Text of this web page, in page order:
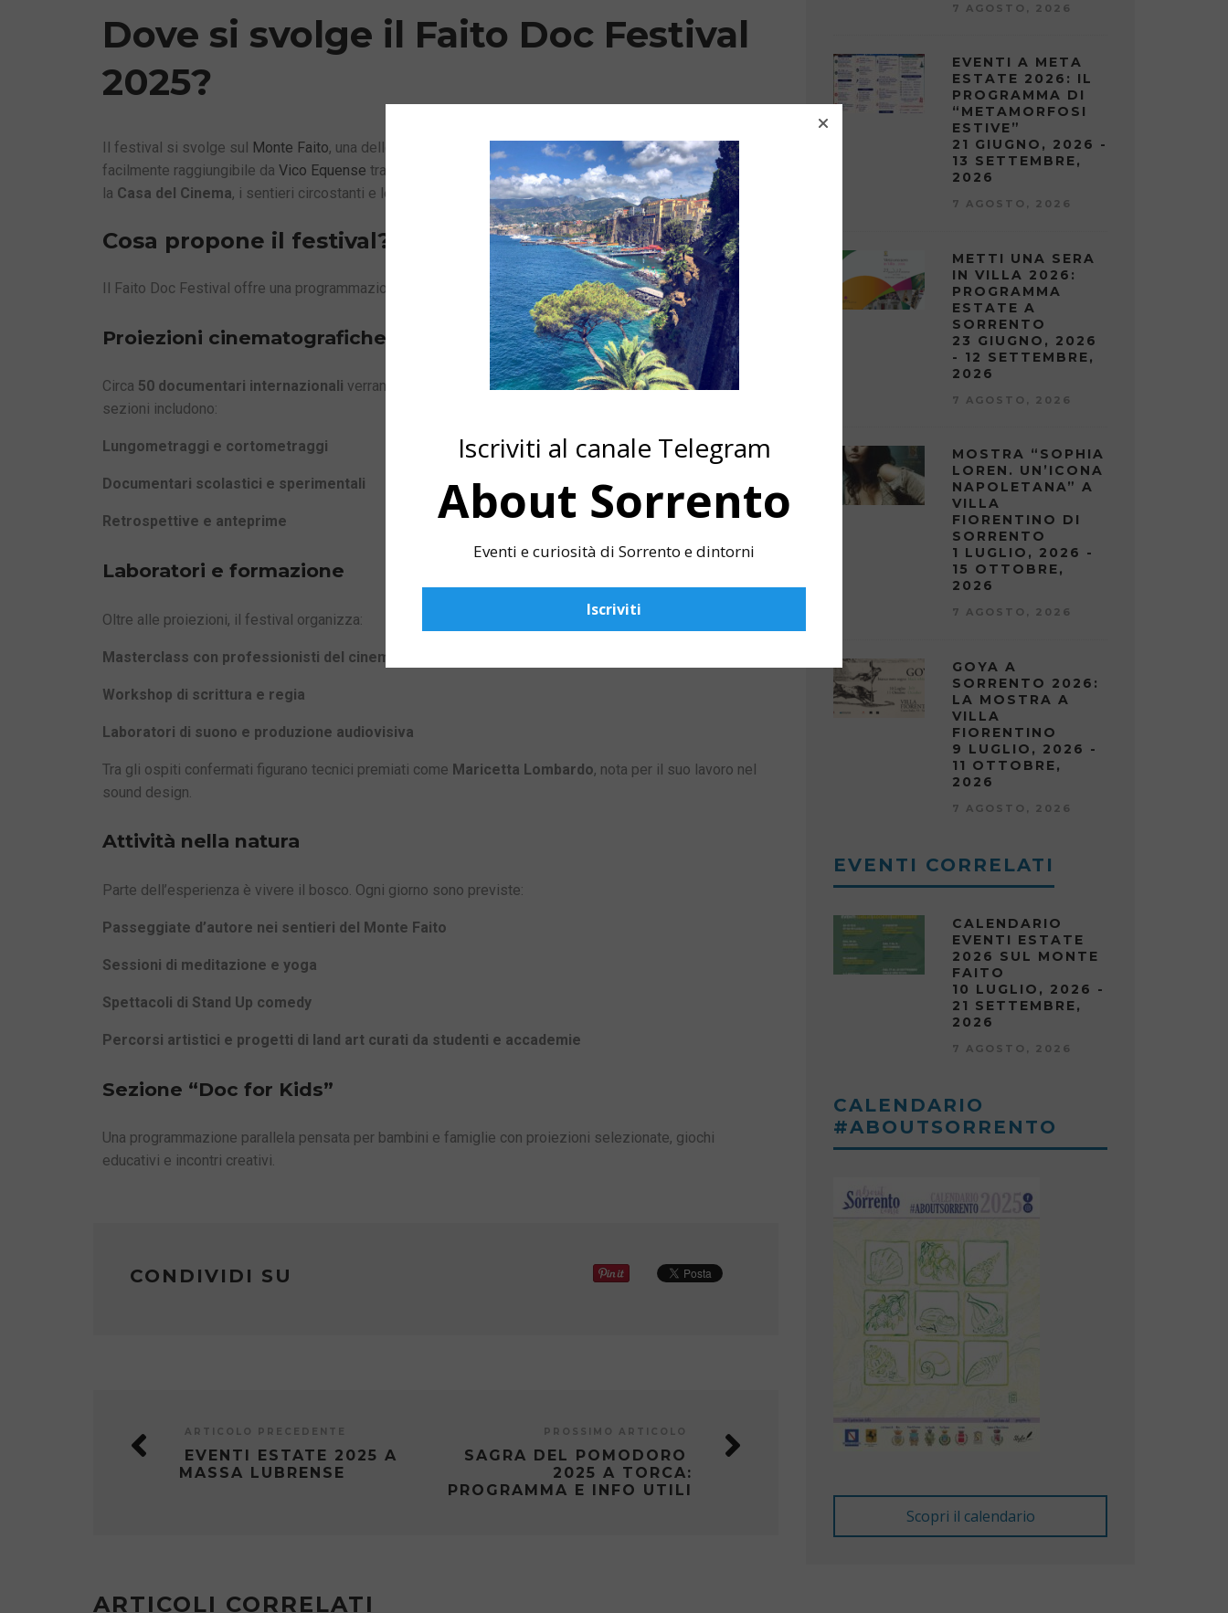
Dove si svolge il Faito Doc Festival
2025?
Il festival si svolge sul Monte Faito, una delle cime più panoramiche dellaPenisola Sorrentina,
facilmente raggiungibile da Vico Equense tramite funivia o strada carrabile. Le attività sono distribuite tra
la Casa del Cinema, i sentieri circostanti e le aree attrezzate per il campeggio immerso nella natura.
Cosa propone il festival?
Il Faito Doc Festival offre una programmazione ricca e multidisciplinare:
Proiezioni cinematografiche
Circa 50 documentari internazionali verranno proiettati durante la settimana, di cui27 in concorso
sezioni includono:
Lungometraggi e cortometraggi
Documentari scolastici e sperimentali
Retrospettive e anteprime
Laboratori e formazione
Oltre alle proiezioni, il festival organizza:
Masterclass con professionisti del cinema
Workshop di scrittura e regia
Laboratori di suono e produzione audiovisiva
Tra gli ospiti confermati figurano tecnici premiati come Maricetta Lombardo, nota per il suo lavoro nel
sound design.
Attività nella natura
Parte dell’esperienza è vivere il bosco. Ogni giorno sono previste:
Passeggiate d’autore nei sentieri del Monte Faito
Sessioni di meditazione e yoga
Spettacoli di Stand Up comedy
Percorsi artistici e progetti di land art curati da studenti e accademie
Sezione “Doc for Kids”
Una programmazione parallela pensata per bambini e famiglie con proiezioni selezionate, giochi
educativi e incontri creativi.
CONDIVIDI SU
ARTICOLO PRECEDENTE
EVENTI ESTATE 2025 A
MASSA LUBRENSE
PROSSIMO ARTICOLO
SAGRA DEL POMODORO
2025 A TORCA:
PROGRAMMA E INFO UTILI
ARTICOLI CORRELATI
7 AGOSTO, 2026
EVENTI A META
ESTATE 2026: IL
PROGRAMMA DI
“METAMORFOSI
ESTIVE”
21 GIUGNO, 2026 -
13 SETTEMBRE,
2026
7 AGOSTO, 2026
METTI UNA SERA
IN VILLA 2026:
PROGRAMMA
ESTATE A
SORRENTO
23 GIUGNO, 2026
- 12 SETTEMBRE,
2026
7 AGOSTO, 2026
MOSTRA “SOPHIA
LOREN. UN’ICONA
NAPOLETANA” A
VILLA
FIORENTINO DI
SORRENTO
1 LUGLIO, 2026 -
15 OTTOBRE,
2026
7 AGOSTO, 2026
GOYA A
SORRENTO 2026:
LA MOSTRA A
VILLA
FIORENTINO
9 LUGLIO, 2026 -
11 OTTOBRE,
2026
7 AGOSTO, 2026
EVENTI CORRELATI
CALENDARIO
EVENTI ESTATE
2026 SUL MONTE
FAITO
10 LUGLIO, 2026 -
21 SETTEMBRE,
2026
7 AGOSTO, 2026
CALENDARIO
#ABOUTSORRENTO
Iscriviti al canale Telegram
About Sorrento
Eventi e curiosità di Sorrento e dintorni
Iscriviti